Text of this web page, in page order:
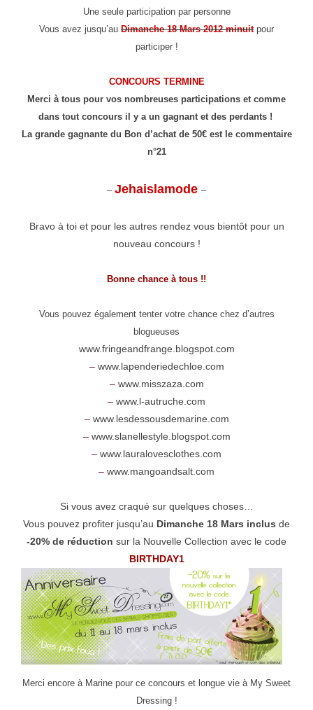
Une seule participation par personne
Vous avez jusqu’au Dimanche 18 Mars 2012 minuitpour
participer !
CONCOURS TERMINE
Merci à tous pour vos nombreuses participations et comme
dans tout concours il y a un gagnant et des perdants !
La grande gagnante du Bon d’achat de 50€ est le commentaire
n°21
– Jehaislamode –
Bravo à toi et pour les autres rendez vous bientôt pour un
nouveau concours !
Bonne chance à tous !!
Vous pouvez également tenter votre chance chez d’autres
blogueuses
www.fringeandfrange.blogspot.com
– www.lapenderiedechloe.com
– www.misszaza.com
– www.l-autruche.com
– www.lesdessousdemarine.com
– www.slanellestyle.blogspot.com
– www.lauralovesclothes.com
– www.mangoandsalt.com
Si vous avez craqué sur quelques choses…
Vous pouvez profiter jusqu’au Dimanche 18 Mars inclus de
-20% de réduction sur la Nouvelle Collection avec le code
BIRTHDAY1
Merci encore à Marine pour ce concours et longue vie à My Sweet
Dressing !